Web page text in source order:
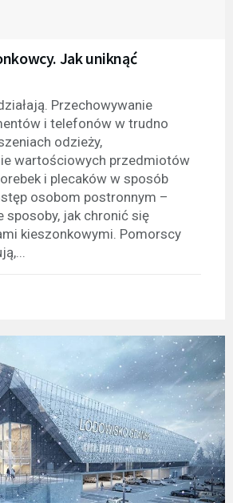
Jak uniknąć
Przechowywanie
i telefonów w trudno
odzieży,
wartościowych przedmiotów
i plecaków w sposób
osobom postronnym –
sposoby, jak chronić się
kieszonkowymi. Pomorscy